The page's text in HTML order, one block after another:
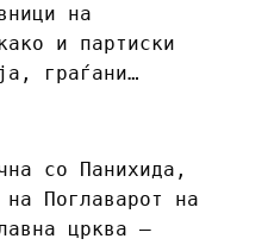
на
и партиски
граѓани…
со Панихида,
Поглаварот на
црква –